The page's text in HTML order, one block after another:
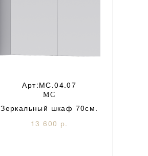
Арт:МС.04.07
МС
Зеркальный шкаф 70см.
13 600 р.